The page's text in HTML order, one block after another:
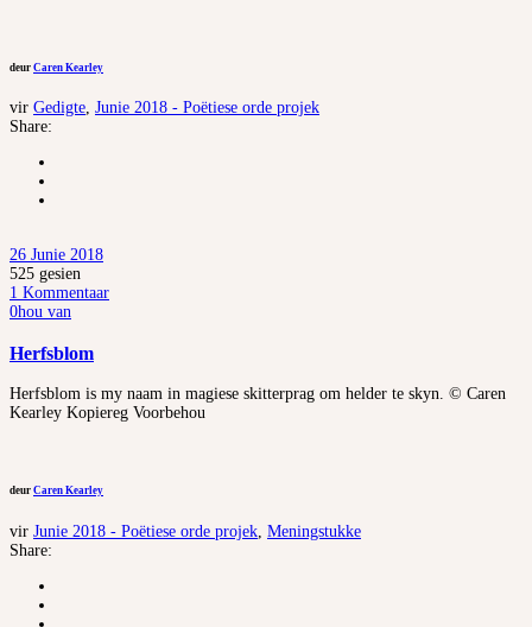
deur Caren Kearley
vir Gedigte, Junie 2018 - Poëtiese orde projek
Share:
26 Junie 2018
525 gesien
1 Kommentaar
0hou van
Herfsblom
Herfsblom is my naam in magiese skitterprag om helder te skyn. © Caren
Kearley Kopiereg Voorbehou
deur Caren Kearley
vir Junie 2018 - Poëtiese orde projek Meningstukke
Share: